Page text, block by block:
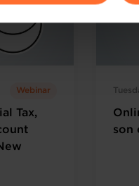
pouvez consulter notre
Webinar
Tax,
son